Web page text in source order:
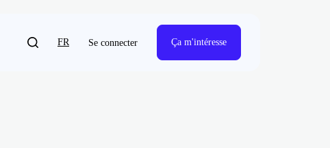
FR Se connecter Ça m'intéresse